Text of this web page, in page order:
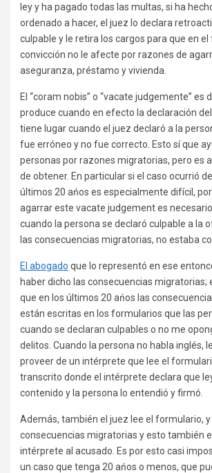
ley y ha pagado todas las multas, si ha
ordenado a hacer, el juez lo declara
culpable y le retira los cargos para que en
convicción no le afecte por razones de
aseguranza, préstamo y vivienda.
El “coram nobis” o “vacate judgemente” es
produce cuando en efecto la declaración
tiene lugar cuando el juez declaró a la
fue erróneo y no fue correcto. Esto sí que
personas por razones migratorias, pero es
de obtener. En particular si el caso ocurrió
últimos 20 ańos es especialmente difícil,
agarrar este vacate judgement es
cuando la persona se declaró culpable a la
las consecuencias migratorias, no estaba
El abogado que lo representó en ese
haber dicho las consecuencias migratorias;
que en los últimos 20 ańos las
están escritas en los formularios que las
cuando se declaran culpables o no me
delitos. Cuando la persona no habla inglés,
proveer de un intérprete que lee el
transcrito donde el intérprete declara que
contenido y la persona lo entendió y firmó.
Además, también el juez lee el formulario, y
consecuencias migratorias y esto también
intérprete al acusado. Es por esto casi
un caso que tenga 20 ańos o menos, que